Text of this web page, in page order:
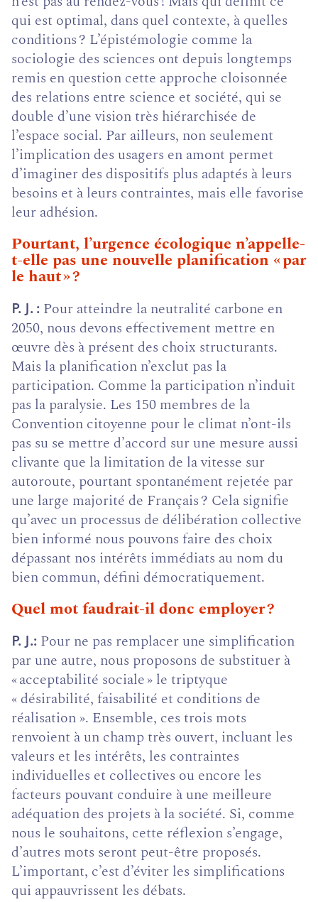
qui est optimal, dans quel contexte, à quelles
conditions ? L’épistémologie comme la
sociologie des sciences ont depuis longtemps
remis en question cette approche cloisonnée
des relations entre science et société, qui se
double d’une vision très hiérarchisée de
l’espace social. Par ailleurs, non seulement
l’implication des usagers en amont permet
d’imaginer des dispositifs plus adaptés à leurs
besoins et à leurs contraintes, mais elle favorise
leur adhésion.
Pourtant, l’urgence écologique n’appelle-
t-elle pas une nouvelle planification « par
le haut » ?
P. J.
Pour atteindre la neutralité carbone en
2050, nous devons effectivement mettre en
œuvre dès à présent des choix structurants.
Mais la planification n’exclut pas la
participation. Comme la participation n’induit
pas la paralysie. Les 150 membres de la
Convention citoyenne pour le climat n’ont-ils
pas su se mettre d’accord sur une mesure aussi
clivante que la limitation de la vitesse sur
autoroute, pourtant spontanément rejetée par
une large majorité de Français ? Cela signifie
qu’avec un processus de délibération collective
bien informé nous pouvons faire des choix
dépassant nos intérêts immédiats au nom du
bien commun, défini démocratiquement.
Quel mot faudrait-il donc employer ?
P. J. Pour ne pas remplacer une simplification
par une autre, nous proposons de substituer à
« acceptabilité sociale » le triptyque
« désirabilité, faisabilité et conditions de
réalisation ». Ensemble, ces trois mots
renvoient à un champ très ouvert, incluant les
valeurs et les intérêts, les contraintes
individuelles et collectives ou encore les
facteurs pouvant conduire à une meilleure
adéquation des projets à la société. Si, comme
nous le souhaitons, cette réflexion s’engage,
d’autres mots seront peut-être proposés.
L’important, c’est d’éviter les simplifications
qui appauvrissent les débats.